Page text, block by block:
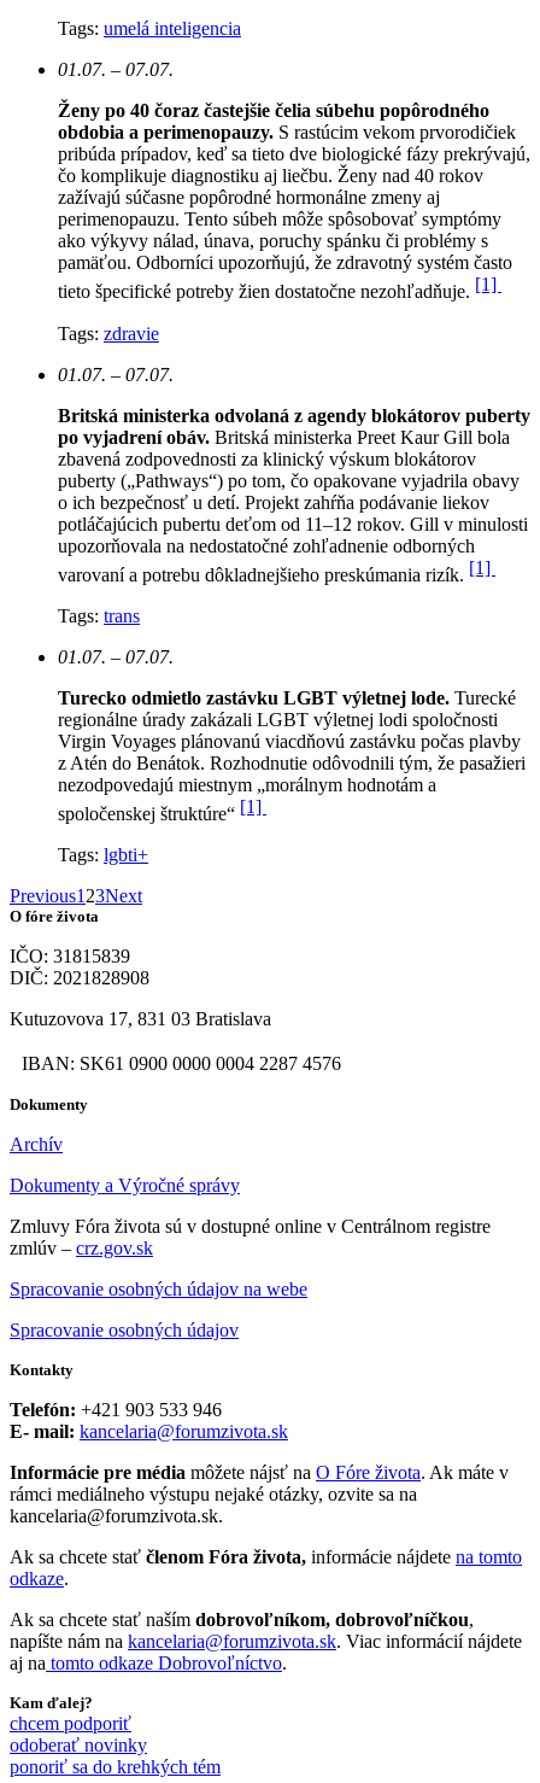
Tags: umelá inteligencia
01.07. – 07.07.
Ženy po 40 čoraz častejšie čelia súbehu popôrodného
obdobia a perimenopauzy. S rastúcim vekom prvorodičiek
pribúda prípadov, keď sa tieto dve biologické fázy prekrývajú,
čo komplikuje diagnostiku aj liečbu. Ženy nad 40 rokov
zažívajú súčasne popôrodné hormonálne zmeny aj
perimenopauzu. Tento súbeh môže spôsobovať symptómy
ako výkyvy nálad, únava, poruchy spánku či problémy s
pamäťou. Odborníci upozorňujú, že zdravotný systém často
tieto špecifické potreby žien dostatočne nezohľadňuje. [1]
Tags: zdravie
01.07. – 07.07.
Britská ministerka odvolaná z agendy blokátorov puberty
po vyjadrení obáv. Britská ministerka Preet Kaur Gill bola
zbavená zodpovednosti za klinický výskum blokátorov
puberty („Pathways“) po tom, čo opakovane vyjadrila obavy
o ich bezpečnosť u detí. Projekt zahŕňa podávanie liekov
potláčajúcich pubertu deťom od 11–12 rokov. Gill v minulosti
upozorňovala na nedostatočné zohľadnenie odborných
varovaní a potrebu dôkladnejšieho preskúmania rizík. [1]
Tags: trans
01.07. – 07.07.
Turecko odmietlo zastávku LGBT výletnej lode. Turecké
regionálne úrady zakázali LGBT výletnej lodi spoločnosti
Virgin Voyages plánovanú viacdňovú zastávku počas plavby
z Atén do Benátok. Rozhodnutie odôvodnili tým, že pasažieri
nezodpovedajú miestnym „morálnym hodnotám a
spoločenskej štruktúre“ [1]
Tags: lgbti+
Previous1 23Next
O fóre života
IČO: 31815839
DIČ: 2021828908
Kutuzovova 17, 831 03 Bratislava
IBAN: SK61 0900 0000 0004 2287 4576
Dokumenty
Archív
Dokumenty a Výročné správy
Zmluvy Fóra života sú v dostupné online v Centrálnom registre
zmlúv – crz.gov.sk
Spracovanie osobných údajov na webe
Spracovanie osobných údajov
Kontakty
Telefón: +421 903 533 946
E- mail: kancelaria@forumzivota.sk
Informácie pre média môžete nájsť na O Fóre života. Ak máte v
rámci mediálneho výstupu nejaké otázky, ozvite sa na
kancelaria@forumzivota.sk.
Ak sa chcete stať členom Fóra života, informácie nájdete na tomto
odkaze.
Ak sa chcete stať naším dobrovoľníkom, dobrovoľníčkou,
napíšte nám na kancelaria@forumzivota.sk. Viac informácií nájdete
aj na tomto odkaze Dobrovoľníctvo.
Kam ďalej?
chcem podporiť
odoberať novinky
ponoriť sa do krehkých tém